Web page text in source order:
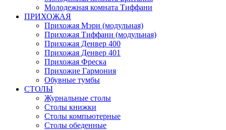
Молодежная комната Тиффани
ПРИХОЖАЯ
Прихожая Мэри (модульная)
Прихожая Тиффани (модульная)
Прихожая Денвер 400
Прихожая Денвер 401
Прихожая Фреска
Прихожие Гармония
Обувные тумбы
СТОЛЫ
Журнальные столы
Столы книжки
Столы компьютерные
Столы обеденные